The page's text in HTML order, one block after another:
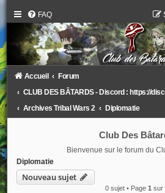
FAQ
Accueil
Forum
CLUB DES BÂTARDS - Discord : https://
Archives Tribal Wars 2
Diplomatie
Club Des
Bienvenue sur le forum du
Diplomatie
Nouveau sujet
0 sujet • Page 1 sur